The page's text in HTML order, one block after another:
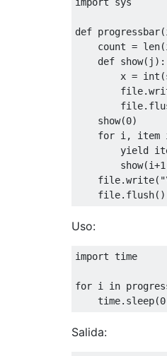
def progressbar(
    count
= len(
def show( j ):
        x
= int (
        file
.
        file
.
    show
(0)
for i , item
yield
        show
(i+1
    file
.write(
    file
. flush()
Uso:
import time
for i in
    time
. sleep(
Salida: